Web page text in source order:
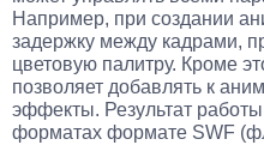
Например, при создании
задержку между кадрами,
цветовую палитру. Кроме
позволяет добавлять к
эффекты. Результат
форматах формате SWF